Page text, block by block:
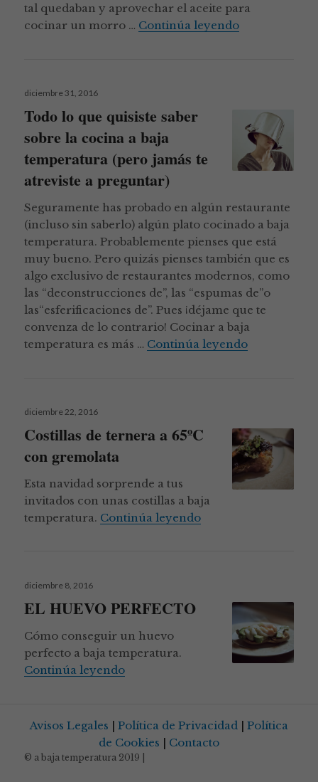
tal quedaban y aprovechar el aceite para
cocinar un morro … Continúa leyendoBacalao a
Publicado
diciembre 31, 2016
Todo lo que quisiste saber
sobre la cocina a baja
temperatura (pero jamás te
atreviste a preguntar)
Seguramente has probado en algún restaurante
(incluso sin saberlo) algún plato cocinado a baja
temperatura. Probablemente pienses que está
muy bueno. Pero quizás pienses también que es
algo exclusivo de restaurantes modernos, como
las “deconstrucciones de”, las “espumas de”o
las“esferificaciones de”. Pues ¡déjame que te
convenza de lo contrario! Cocinar a baja
temperatura es más … Continúa leyendoTodo lo que
Publicado
diciembre 22, 2016
Costillas de ternera a 65ºC
con gremolata
Esta navidad sorprende a tus
invitados con unas costillas a baja
temperatura. Continúa leyendoCostillas de ternera
Publicado
diciembre 8, 2016
EL HUEVO PERFECTO
Cómo conseguir un huevo
perfecto a baja temperatura.
Continúa leyendoEL HUEVO PERFECTO
Avisos Legales | Política de Privacidad | Política
de Cookies | Contacto
© a baja temperatura 2019 |